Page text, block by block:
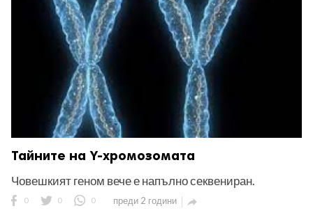
Тайните на Y-хромозомата
Човешкият геном вече е напълно секвениран.
0 0 0 преди 2 години 